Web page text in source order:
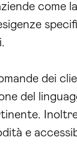
come
dei
del
e